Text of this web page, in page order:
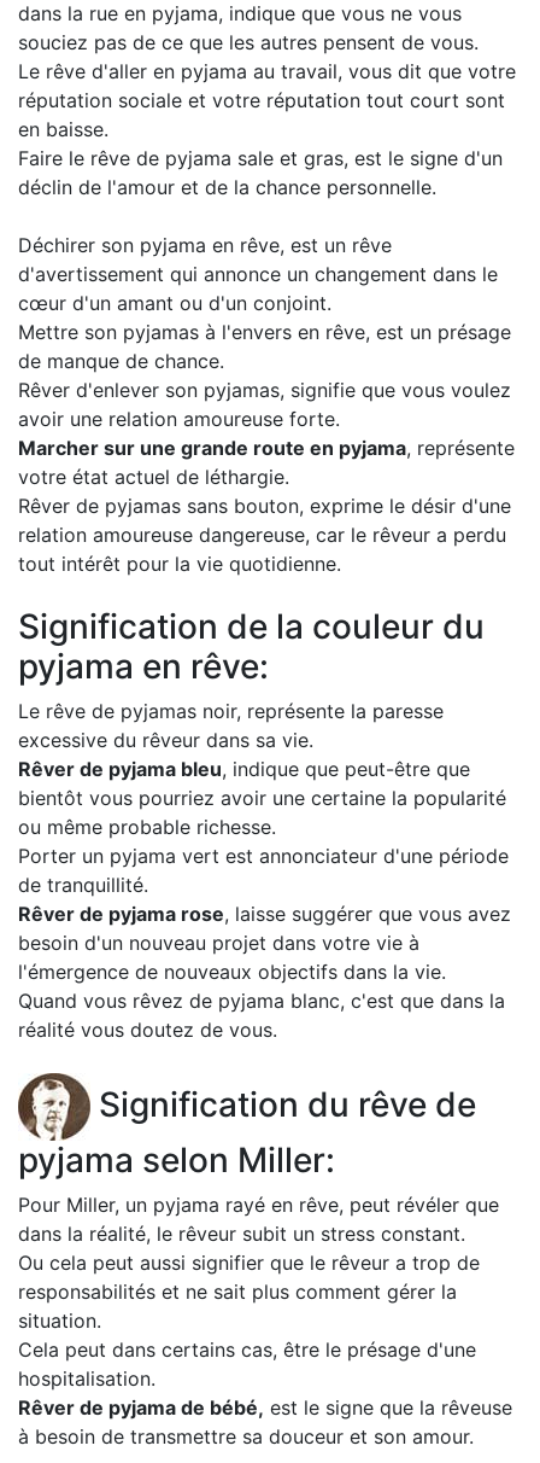
dans la rue en pyjama, indique que vous ne vous
souciez pas de ce que les autres pensent de vous.
Le rêve d'aller en pyjama au travail, vous dit que votre
réputation sociale et votre réputation tout court sont
en baisse.
Faire le rêve de pyjama sale et gras, est le signe d'un
déclin de l'amour et de la chance personnelle.
Déchirer son pyjama en rêve, est un rêve
d'avertissement qui annonce un changement dans le
cœur d'un amant ou d'un conjoint.
Mettre son pyjamas à l'envers en rêve, est un présage
de manque de chance.
Rêver d'enlever son pyjamas, signifie que vous voulez
avoir une relation amoureuse forte.
Marcher sur une grande route en pyjama, représente
votre état actuel de léthargie.
Rêver de pyjamas sans bouton, exprime le désir d'une
relation amoureuse dangereuse, car le rêveur a perdu
tout intérêt pour la vie quotidienne.
Signification de la couleur du
pyjama en rêve:
Le rêve de pyjamas noir, représente la paresse
excessive du rêveur dans sa vie.
Rêver de pyjama bleu, indique que peut-être que
bientôt vous pourriez avoir une certaine la popularité
ou même probable richesse.
Porter un pyjama vert est annonciateur d'une période
de tranquillité.
Rêver de pyjama rose, laisse suggérer que vous avez
besoin d'un nouveau projet dans votre vie à
l'émergence de nouveaux objectifs dans la vie.
Quand vous rêvez de pyjama blanc, c'est que dans la
réalité vous doutez de vous.
Signification du rêve de
pyjama selon Miller:
Pour Miller, un pyjama rayé en rêve, peut révéler que
dans la réalité, le rêveur subit un stress constant.
Ou cela peut aussi signifier que le rêveur a trop de
responsabilités et ne sait plus comment gérer la
situation.
Cela peut dans certains cas, être le présage d'une
hospitalisation.
Rêver de pyjama de bébé, est le signe que la rêveuse
à besoin de transmettre sa douceur et son amour.